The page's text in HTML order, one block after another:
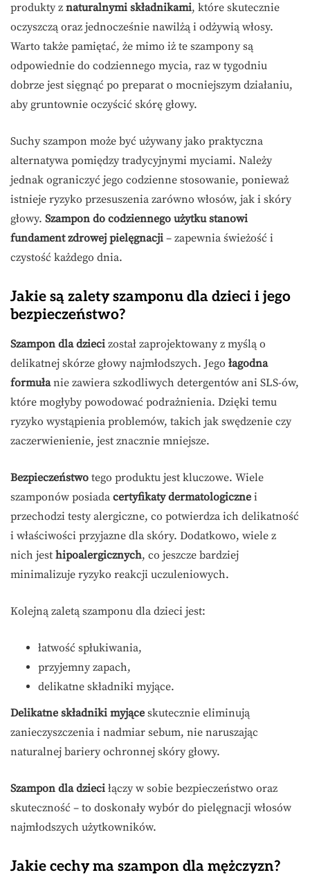
produkty z naturalnymi składnikami, które skutecznie
oczyszczą oraz jednocześnie nawilżą i odżywią włosy.
Warto także pamiętać, że mimo iż te szampony są
odpowiednie do codziennego mycia, raz w tygodniu
dobrze jest sięgnąć po preparat o mocniejszym działaniu,
aby gruntownie oczyścić skórę głowy.
Suchy szampon może być używany jako praktyczna
alternatywa pomiędzy tradycyjnymi myciami. Należy
jednak ograniczyć jego codzienne stosowanie, ponieważ
istnieje ryzyko przesuszenia zarówno włosów, jak i skóry
głowy. Szampon do codziennego użytku stanowi
fundament zdrowej pielęgnacji – zapewnia świeżość i
czystość każdego dnia.
Jakie są zalety szamponu dla dzieci i jego
bezpieczeństwo?
Szampon dla dzieci został zaprojektowany z myślą o
delikatnej skórze głowy najmłodszych. Jego łagodna
formułanie zawiera szkodliwych detergentów ani SLS-ów,
które mogłyby powodować podrażnienia. Dzięki temu
ryzyko wystąpienia problemów, takich jak swędzenie czy
zaczerwienienie, jest znacznie mniejsze.
Bezpieczeństwo tego produktu jest kluczowe. Wiele
szamponów posiada certyfikaty dermatologiczne i
przechodzi testy alergiczne, co potwierdza ich delikatność
i właściwości przyjazne dla skóry. Dodatkowo, wiele z
nich jest hipoalergicznych, co jeszcze bardziej
minimalizuje ryzyko reakcji uczuleniowych.
Kolejną zaletą szamponu dla dzieci jest:
łatwość spłukiwania,
przyjemny zapach,
delikatne składniki myjące.
Delikatne składniki myjące skutecznie eliminują
zanieczyszczenia i nadmiar sebum, nie naruszając
naturalnej bariery ochronnej skóry głowy.
Szampon dla dzieci łączy w sobie bezpieczeństwo oraz
skuteczność – to doskonały wybór do pielęgnacji włosów
najmłodszych użytkowników.
Jakie cechy ma szampon dla mężczyzn?